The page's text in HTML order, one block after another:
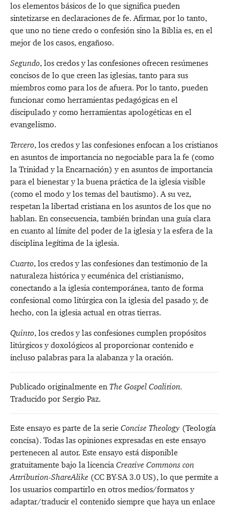
los elementos básicos de lo que significa pueden
sintetizarse en declaraciones de fe. Afirmar, por lo tanto,
que uno no tiene credo o confesión sino la Biblia es, en el
mejor de los casos, engañoso.
Segundo, los credos y las confesiones ofrecen resúmenes
concisos de lo que creen las iglesias, tanto para sus
miembros como para los de afuera. Por lo tanto, pueden
funcionar como herramientas pedagógicas en el
discipulado y como herramientas apologéticas en el
evangelismo.
Tercero, los credos y las confesiones enfocan a los cristianos
en asuntos de importancia no negociable para la fe (como
la Trinidad y la Encarnación) y en asuntos de importancia
para el bienestar y la buena práctica de la iglesia visible
(como el modo y los temas del bautismo). A su vez,
respetan la libertad cristiana en los asuntos de los que no
hablan. En consecuencia, también brindan una guía clara
en cuanto al límite del poder de la iglesia y la esfera de la
disciplina legítima de la iglesia.
Cuarto, los credos y las confesiones dan testimonio de la
naturaleza histórica y ecuménica del cristianismo,
conectando a la iglesia contemporánea, tanto de forma
confesional como litúrgica con la iglesia del pasado y, de
hecho, con la iglesia actual en otras tierras.
Quinto, los credos y las confesiones cumplen propósitos
litúrgicos y doxológicos al proporcionar contenido e
incluso palabras para la alabanza y la oración.
Publicado originalmente enThe Gospel Coalition.
Traducido por Sergio Paz.
Este ensayo es parte de la serieConcise Theology (Teología
concisa). Todas las opiniones expresadas en este ensayo
pertenecen al autor. Este ensayo está disponible
gratuitamente bajo la licenciaCreative Commons con
Attribution-ShareAlike (CC BY-SA 3.0 US), lo que permite a
los usuarios compartirlo en otros medios/formatos y
adaptar/traducir el contenido siempre que haya un enlace